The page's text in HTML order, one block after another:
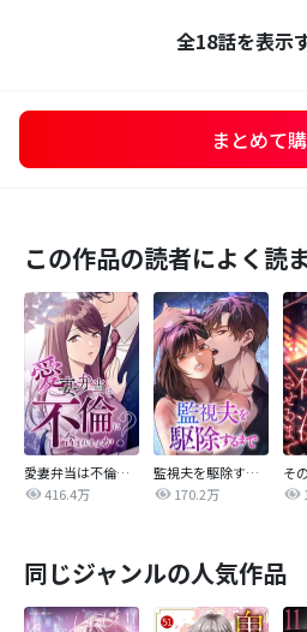
全18話を表示
まとめて
この作品の読者によく読
愛妻弁当は不倫に含まれますか？
416.4万
監視夫を駆除するまで
170.2万
同じジャンルの人気作品